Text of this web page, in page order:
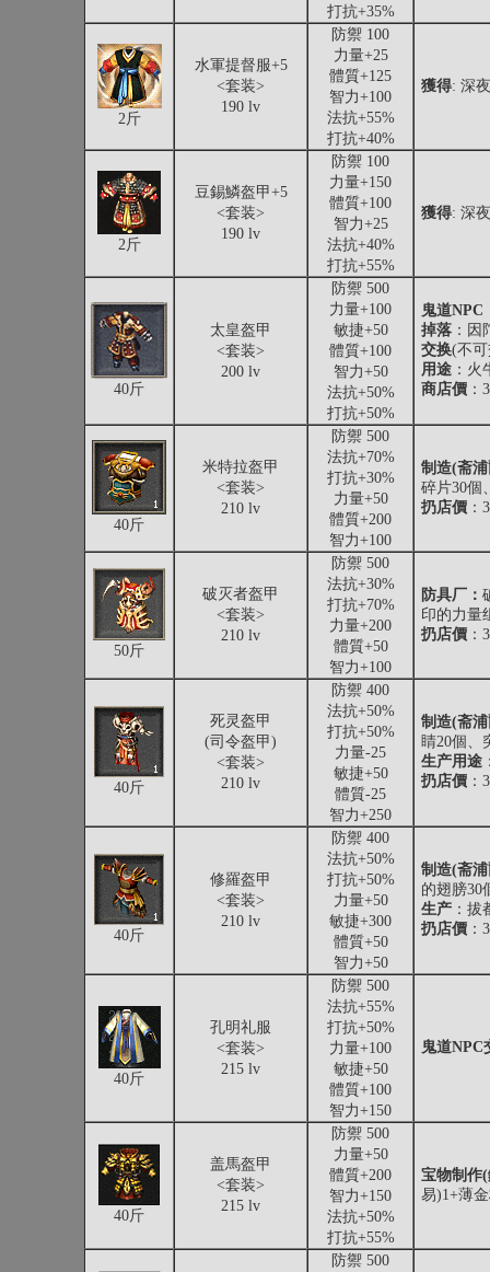
打抗+35%
2斤
水軍提督服+5
<套装>
190 lv
防禦 100
力量+25
體質+125
智力+100
法抗+55%
打抗+40%
獲得: 深
2斤
豆錫鱗盔甲+5
<套装>
190 lv
防禦 100
力量+150
體質+100
智力+25
法抗+40%
打抗+55%
獲得: 深
40斤
太皇盔甲
<套装>
200 lv
防禦 500
力量+100
敏捷+50
體質+100
智力+50
法抗+50%
打抗+50%
鬼道NPC
掉落 ：
交换(不
用途 ：火
商店價 ：
40斤
米特拉盔甲
<套装>
210 lv
防禦 500
法抗+70%
打抗+30%
力量+50
體質+200
智力+100
制造(斋
碎片30個
扔店價 ：
50斤
破灭者盔甲
<套装>
210 lv
防禦 500
法抗+30%
打抗+70%
力量+200
體質+50
智力+100
防具厂：
印的力量
扔店價 ：
40斤
死灵盔甲
(司令盔甲)
<套装>
210 lv
防禦 400
法抗+50%
打抗+50%
力量-25
敏捷+50
體質-25
智力+250
制造(斋
睛20個、
生产用途
扔店價 ：
40斤
修羅盔甲
<套装>
210 lv
防禦 400
法抗+50%
打抗+50%
力量+50
敏捷+300
體質+50
智力+50
制造(斋
的翅膀30
生产 ：拔
扔店價 ：
40斤
孔明礼服
<套装>
215 lv
防禦 500
法抗+55%
打抗+50%
力量+100
敏捷+50
體質+100
智力+150
鬼道NPC
40斤
盖馬盔甲
<套装>
215 lv
防禦 500
力量+50
體質+200
智力+150
法抗+50%
打抗+55%
宝物制作
易)1+薄
防禦 500